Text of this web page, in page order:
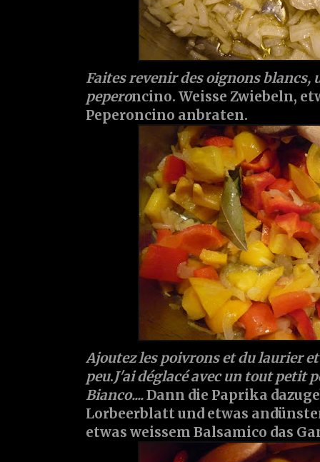
Faites revenir des oignons blancs,
peperoncino. Weisse Zwiebeln,
Peperoncino anbraten.
Ajoutez les poivrons et du laurier
peu.J'ai déglacé avec un tout petit
Bianco....Dann die Paprika
Lorbeerblatt und etwas
etwas weissem Balsamico das